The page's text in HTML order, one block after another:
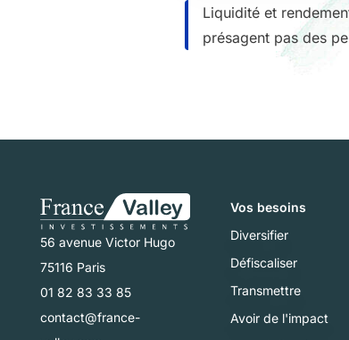
Liquidité et
présagent pas des
56 avenue Victor Hugo
75116 Paris
01 82 83 33 85
contact@france-
Vos besoins
Diversifier
Défiscaliser
Transmettre
Avoir de l'impact